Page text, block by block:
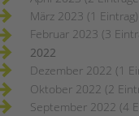
März 2023 (1 Eintrag)
Februar 2023 (3
2022
Dezember 2022 (1
Oktober 2022 (2
September 2022 (4